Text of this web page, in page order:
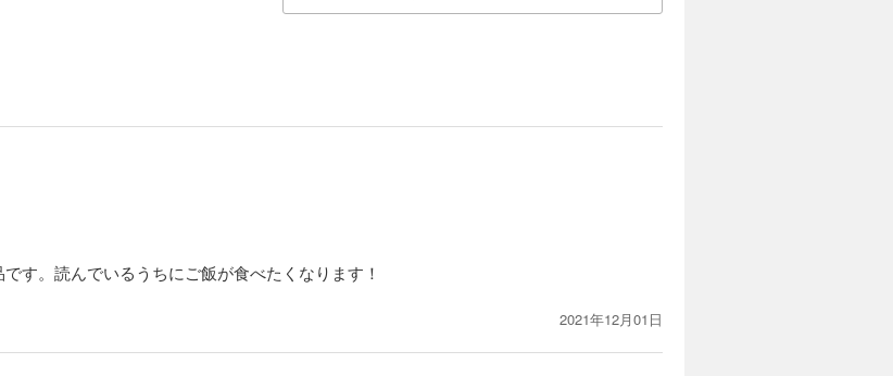
す。読んでいるうちにご飯が食べたくなります！
2021年12月01日